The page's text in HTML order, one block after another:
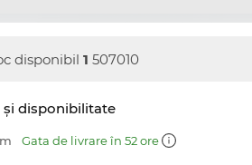
disponibil1 507010
şi disponibilitate
Gata de livrare în 52 ore